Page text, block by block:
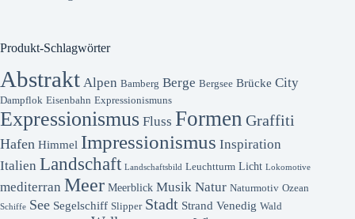
Produkt-Schlagwörter
Abstrakt Alpen Bamberg Berge Bergsee Brücke City
Dampflok Eisenbahn Expressionismuns
Expressionismus Fluss Formen Graffiti
Hafen Himmel Impressionismus Inspiration
Italien Landschaft Landschaftsbild Leuchtturm Licht Lokomotive
mediterran Meer Meerblick Musik Natur Naturmotiv Ozean
Schiffe See Segelschiff Slipper Stadt Strand Venedig Wald